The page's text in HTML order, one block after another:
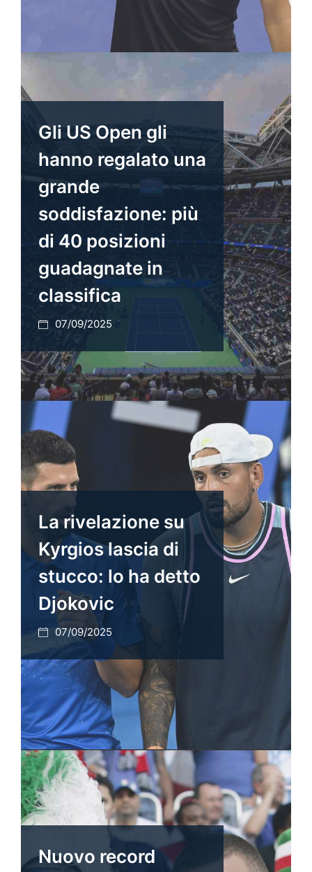
Gli US Open gli
hanno regalato una
grande
soddisfazione: più
di 40 posizioni
guadagnate in
classifica
07/09/2025
La rivelazione su
Kyrgios lascia di
stucco: lo ha detto
Djokovic
07/09/2025
Nuovo record